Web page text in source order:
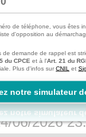
de téléphone, vous êtes
d'opposition au
de demande de rappel est
du CPCE et à l'Art. 21 du
Plus d'infos sur CNIL et
notre simulateur
07/2026
de nettoyage à
et certifications
de vitres
06/2026